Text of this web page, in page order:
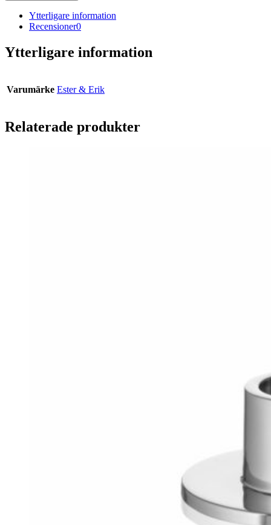
Ytterligare information
Recensioner0
Ytterligare information
Varumärke Ester & Erik
Relaterade produkter